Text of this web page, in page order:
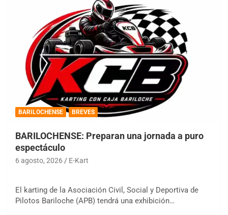
BARILOCHENSE BREVES
BARILOCHENSE: Preparan una jornada a puro
espectáculo
6 agosto, 2026 E-Kart
El karting de la Asociación Civil, Social y Deportiva de
Pilotos Bariloche (APB) tendrá una exhibición…